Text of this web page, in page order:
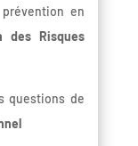
en
des Risques
questions de